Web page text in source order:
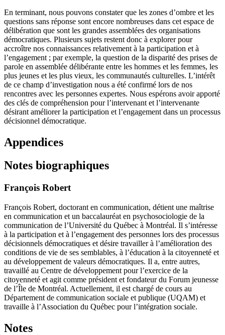
En terminant, nous pouvons constater que les zones d’ombre et les
questions sans réponse sont encore nombreuses dans cet espace de
délibération que sont les grandes assemblées des organisations
démocratiques. Plusieurs sujets restent donc à explorer pour
accroître nos connaissances relativement à la participation et à
l’engagement ; par exemple, la question de la disparité des prises de
parole en assemblée délibérante entre les hommes et les femmes, les
plus jeunes et les plus vieux, les communautés culturelles. L’intérêt
de ce champ d’investigation nous a été confirmé lors de nos
rencontres avec les personnes expertes. Nous espérons avoir apporté
des clés de compréhension pour l’intervenant et l’intervenante
désirant améliorer la participation et l’engagement dans un processus
décisionnel démocratique.
Appendices
Notes biographiques
François Robert
François Robert, doctorant en communication, détient une maîtrise
en communication et un baccalauréat en psychosociologie de la
communication de l’Université du Québec à Montréal. Il s’intéresse
à la participation et à l’engagement des personnes lors des processus
décisionnels démocratiques et désire travailler à l’amélioration des
conditions de vie de ses semblables, à l’éducation à la citoyenneté et
au développement de valeurs démocratiques. Il a, entre autres,
travaillé au Centre de développement pour l’exercice de la
citoyenneté et agit comme président et fondateur du Forum jeunesse
de l’Île de Montréal. Actuellement, il est chargé de cours au
Département de communication sociale et publique (UQAM) et
travaille à l’Association du Québec pour l’intégration sociale.
Notes